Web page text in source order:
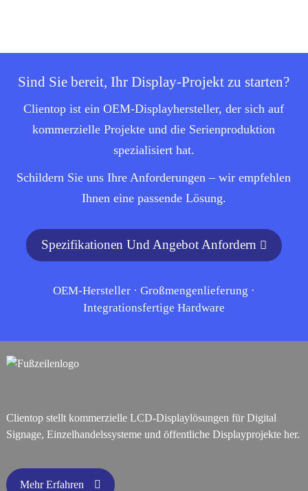
Sind Sie bereit, Ihr Display-Projekt zu starten?
Clientop ist ein OEM-Displayhersteller, der sich auf
kommerzielle Projekte und die Serienproduktion
spezialisiert hat.
Schildern Sie uns Ihre Anforderungen – wir empfehlen
Ihnen eine passende Lösung.
Spezifikationen Und Angebot Anfordern
OEM-Hersteller · Großmengenlieferung ·
Integrationsfertige Hardware
Clientop stellt kommerzielle LCD-Displaylösungen für Digital
Signage, Einzelhandelssysteme und öffentliche Displayprojekte her.
Mehr Erfahren